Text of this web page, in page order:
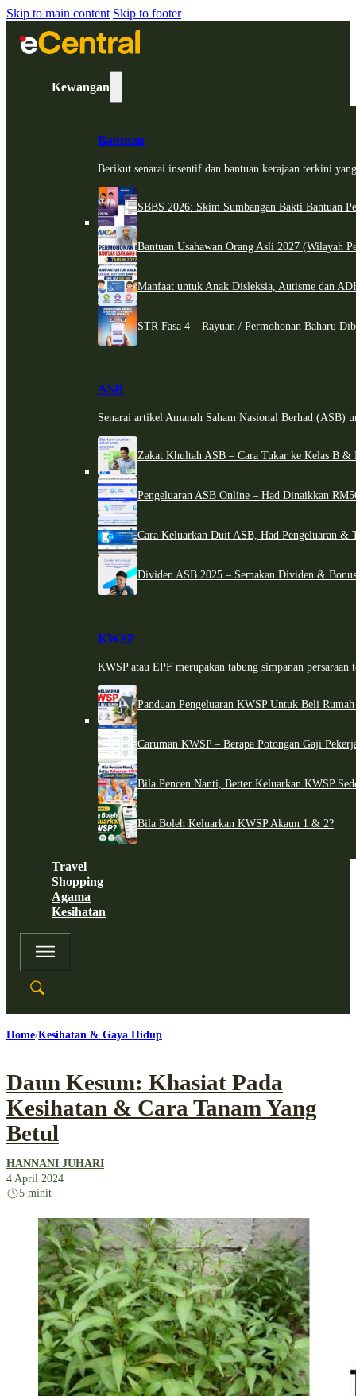
Skip to main content Skip to footer
Kewangan
Bantuan
Berikut senarai insentif dan bantuan kerajaan terkini
SBBS 2026: Skim Sumbangan Bakti Bantuan
Bantuan Usahawan Orang Asli 2027 (Wilayah
Manfaat untuk Anak Disleksia, Autisme dan
STR Fasa 4 – Rayuan / Permohonan Baharu
ASB
Senarai artikel Amanah Saham Nasional Berhad (ASB)
Zakat Khultah ASB – Cara Tukar ke Kelas B &
Pengeluaran ASB Online – Had Dinaikkan
Cara Keluarkan Duit ASB, Had Pengeluaran &
Dividen ASB 2025 – Semakan Dividen &
KWSP
KWSP atau EPF merupakan tabung simpanan persaraan
Panduan Pengeluaran KWSP Untuk Beli
Caruman KWSP – Berapa Potongan Gaji
Bila Pencen Nanti, Better Keluarkan KWSP
Bila Boleh Keluarkan KWSP Akaun 1 & 2?
Travel
Shopping
Agama
Kesihatan
Home Kesihatan & Gaya Hidup
Daun Kesum: Khasiat Pada
Kesihatan & Cara Tanam Yang
Betul
HANNANI JUHARI
4 April 2024
5 minit